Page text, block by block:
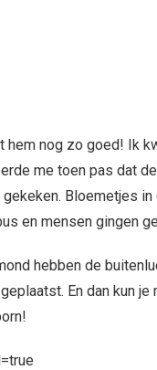
nog zo goed! Ik
me toen pas dat
Bloemetjes
en mensen gingen
hebben de
En dan kun